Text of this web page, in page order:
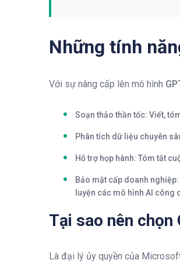
Những tính
Với sự nâng cấp lên mô hình
Soạn thảo thần tốc: Viết,
Phân tích dữ liệu chuyên
Hỗ trợ họp hành: Tóm tắt
Bảo mật cấp doanh nghiệp:
luyện các mô hình AI công
Tại sao nên
Là đại lý ủy quyền của